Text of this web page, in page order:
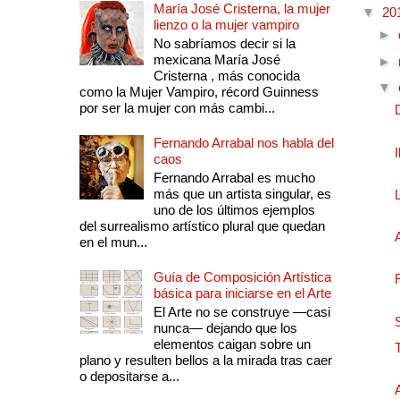
María José Cristerna, la mujer
lienzo o la mujer vampiro
No sabríamos decir si la
mexicana María José
Cristerna , más conocida
como la Mujer Vampiro, récord Guinness
por ser la mujer con más cambi...
Fernando Arrabal nos habla del
caos
Fernando Arrabal es mucho
más que un artista singular, es
uno de los últimos ejemplos
del surrealismo artístico plural que quedan
en el mun...
Guía de Composición Artística
básica para iniciarse en el Arte
El Arte no se construye —casi
nunca— dejando que los
elementos caigan sobre un
plano y resulten bellos a la mirada tras caer
o depositarse a...
▼
►
►
▼